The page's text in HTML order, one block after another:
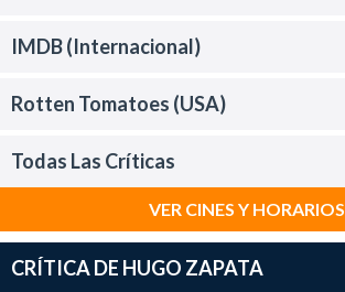
IMDB (Internacional)
Rotten Tomatoes (USA)
Todas Las Críticas
VER CINES Y HORARIOS
CRÍTICA DE HUGO ZAPATA